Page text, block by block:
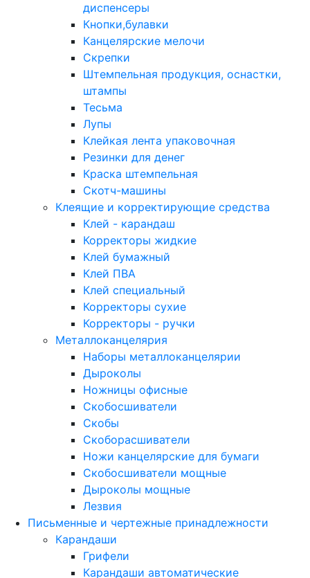
диспенсеры
Кнопки,булавки
Канцелярские мелочи
Скрепки
Штемпельная продукция, оснастки,
штампы
Тесьма
Лупы
Клейкая лента упаковочная
Резинки для денег
Краска штемпельная
Скотч-машины
Клеящие и корректирующие средства
Клей - карандаш
Корректоры жидкие
Клей бумажный
Клей ПВА
Клей специальный
Корректоры сухие
Корректоры - ручки
Металлоканцелярия
Наборы металлоканцелярии
Дыроколы
Ножницы офисные
Скобосшиватели
Скобы
Скоборасшиватели
Ножи канцелярские для бумаги
Скобосшиватели мощные
Дыроколы мощные
Лезвия
Письменные и чертежные принадлежности
Карандаши
Грифели
Карандаши автоматические